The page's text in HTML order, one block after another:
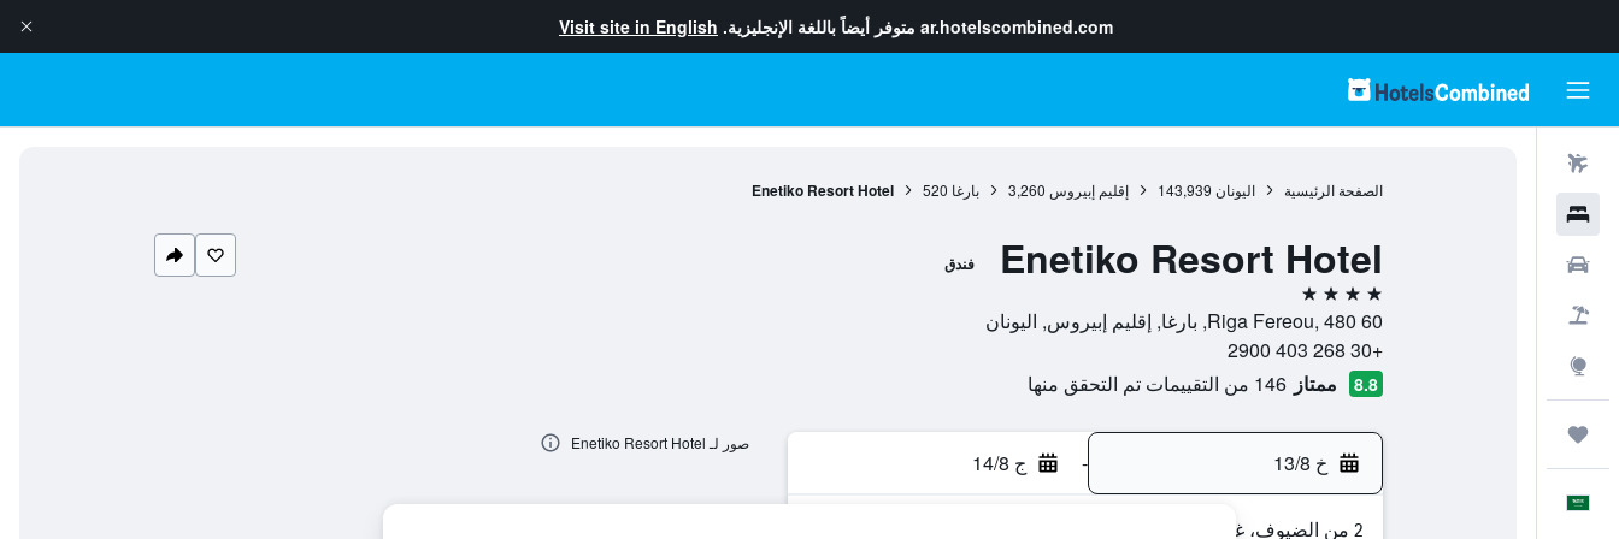
ar.hotelscombined.com متوفر أيضاً باللغة الإنجليزية. Visit site in English
الصفحة الرئيسية اليونان 143,939 إقليم إبيروس 3,260 بارغا 520
Enetiko Resort Hotel
Enetiko Resort Hotel فندق
4 نجوم
Riga Fereou, 480 60, بارغا, إقليم إبيروس, اليونان
+30 268 403 2900
8.8 ممتاز 146 من التقييمات تم التحقق منها
خ 13/8 - ج 14/8
2 من الضيوف، غرفة واحدة
صور لـ Enetiko Resort Hotel